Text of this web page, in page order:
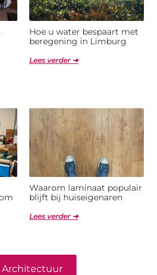
Hoe u water bespaart met
beregening in Limburg
Lees verder ➜
Waarom laminaat populair
blijft bij huiseigenaren
Lees verder ➜
Architectuur